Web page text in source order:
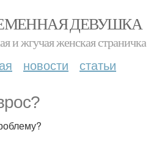
ДЕВУШКА
и жгучая женская страничка
новости статьи